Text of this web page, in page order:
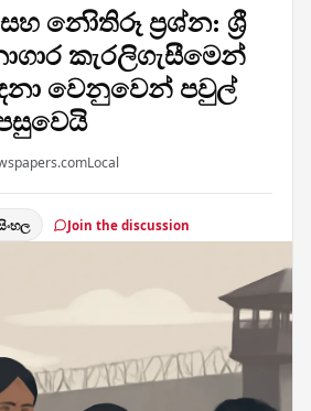
නොිතිරූ ප්‍රශ්න: ශ්‍රී
කැරලිගැසීමෙන්
වෙනුවෙන් පවුල්
Local
Join the discussion